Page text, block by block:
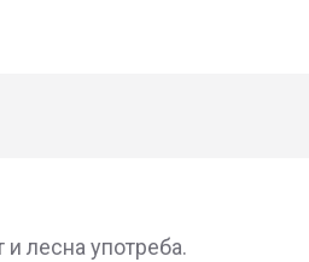
лесна употреба.